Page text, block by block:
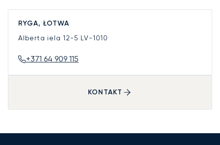
RYGA, ŁOTWA
Alberta iela 12-5 LV-1010
+371 64 909 115
KONTAKT